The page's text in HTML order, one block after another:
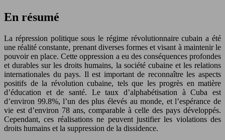
En résumé
La répression politique sous le régime révolutionnaire cubain a été
une réalité constante, prenant diverses formes et visant à maintenir le
pouvoir en place. Cette oppression a eu des conséquences profondes
et durables sur les droits humains, la société cubaine et les relations
internationales du pays. Il est important de reconnaître les aspects
positifs de la révolution cubaine, tels que les progrès en matière
d’éducation et de santé. Le taux d’alphabétisation à Cuba est
d’environ 99.8%, l’un des plus élevés au monde, et l’espérance de
vie est d’environ 78 ans, comparable à celle des pays développés.
Cependant, ces réalisations ne peuvent justifier les violations des
droits humains et la suppression de la dissidence.